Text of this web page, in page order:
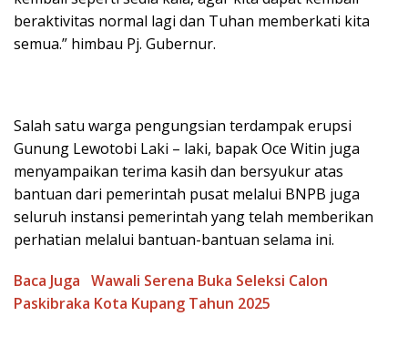
beraktivitas normal lagi dan Tuhan memberkati kita
semua.” himbau Pj. Gubernur.
Salah satu warga pengungsian terdampak erupsi
Gunung Lewotobi Laki – laki, bapak Oce Witin juga
menyampaikan terima kasih dan bersyukur atas
bantuan dari pemerintah pusat melalui BNPB juga
seluruh instansi pemerintah yang telah memberikan
perhatian melalui bantuan-bantuan selama ini.
Baca Juga Wawali Serena Buka Seleksi Calon
Paskibraka Kota Kupang Tahun 2025